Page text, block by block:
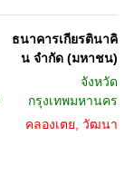
ธนาคารเกียรตินาคิ
น จำกัด (มหาชน)
จังหวัด
กรุงเทพมหานคร
คลองเตย, วัฒนา